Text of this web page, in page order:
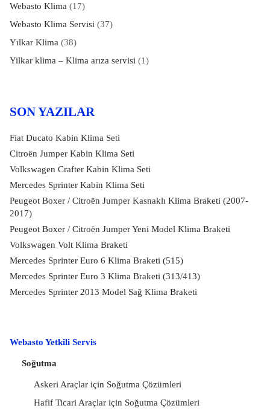
Webasto Klima (17)
Webasto Klima Servisi (37)
Yılkar Klima (38)
Yilkar klima – Klima arıza servisi (1)
SON YAZILAR
Fiat Ducato Kabin Klima Seti
Citroën Jumper Kabin Klima Seti
Volkswagen Crafter Kabin Klima Seti
Mercedes Sprinter Kabin Klima Seti
Peugeot Boxer / Citroën Jumper Kasnaklı Klima Braketi (2007-
2017)
Peugeot Boxer / Citroën Jumper Yeni Model Klima Braketi
Volkswagen Volt Klima Braketi
Mercedes Sprinter Euro 6 Klima Braketi (515)
Mercedes Sprinter Euro 3 Klima Braketi (313/413)
Mercedes Sprinter 2013 Model Sağ Klima Braketi
Webasto Yetkili Servis
Soğutma
Askeri Araçlar için Soğutma Çözümleri
Hafif Ticari Araçlar için Soğutma Çözümleri